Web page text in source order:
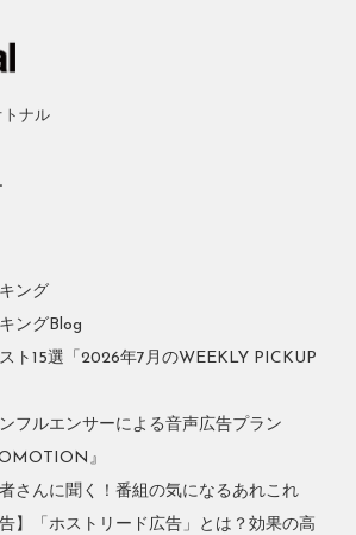
トナル
ング
ングBlog
ト15選「2026年7月のWEEKLY PICKUP
フルエンサーによる音声広告プラン
』
さんに聞く！番組の気になるあれこれ
】「ホストリード広告」とは？効果の高